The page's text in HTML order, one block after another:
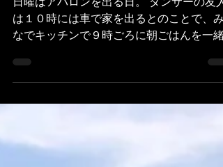
日曜はアバロンを出る日。 ダンサーの友人
なでキッチンで９時ごろに朝ごはんを一緒
します。 さみしいな。でも半分の人（この
ダンサーも同じく）スタジオハーモニック